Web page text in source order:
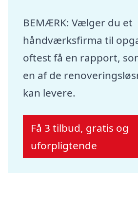
BEMÆRK: Vælger du et
håndværksfirma til
oftest få en rapport,
en af de
kan levere.
Få 3 tilbud, gratis og
uforpligtende